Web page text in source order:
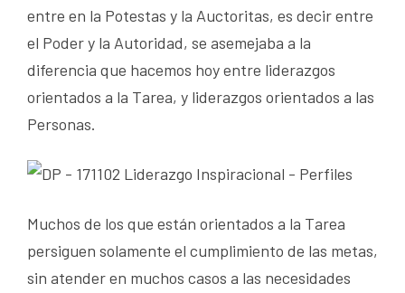
entre en la Potestas y la Auctoritas, es decir entre
el Poder y la Autoridad, se asemejaba a la
diferencia que hacemos hoy entre liderazgos
orientados a la Tarea, y liderazgos orientados a las
Personas.
Muchos de los que están orientados a la Tarea
persiguen solamente el cumplimiento de las metas,
sin atender en muchos casos a las necesidades